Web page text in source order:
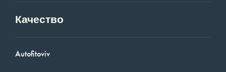
Качество
Autofitoviv